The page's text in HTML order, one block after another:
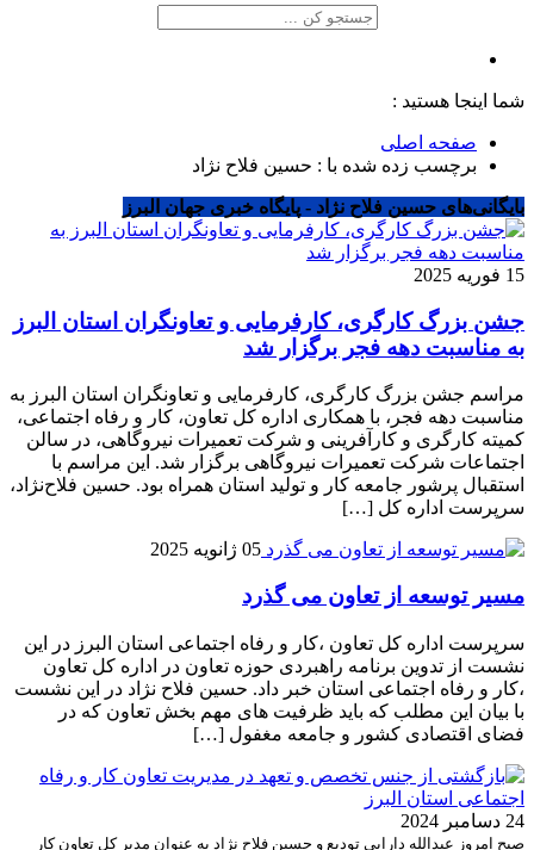
شما اینجا هستید :
صفحه اصلی
برچسب زده شده با : حسین فلاح نژاد
بایگانی‌های حسین فلاح نژاد - پایگاه خبری جهان البرز
15 فوریه 2025
جشن بزرگ کارگری، کارفرمایی و تعاونگران استان البرز
به مناسبت دهه فجر برگزار شد
مراسم جشن بزرگ کارگری، کارفرمایی و تعاونگران استان البرز به
مناسبت دهه فجر، با همکاری اداره کل تعاون، کار و رفاه اجتماعی،
کمیته کارگری و کارآفرینی و شرکت تعمیرات نیروگاهی، در سالن
اجتماعات شرکت تعمیرات نیروگاهی برگزار شد. این مراسم با
استقبال پرشور جامعه کار و تولید استان همراه بود. حسین فلاح‌نژاد،
سرپرست اداره کل […]
05 ژانویه 2025
مسیر توسعه از تعاون می گذرد
سرپرست اداره کل تعاون ،کار و رفاه اجتماعی استان البرز در این
نشست از تدوین برنامه راهبردی حوزه تعاون در اداره کل تعاون
،کار و رفاه اجتماعی استان خبر داد. حسین فلاح نژاد در این نشست
با بیان این مطلب که باید ظرفیت های مهم بخش تعاون که در
فضای اقتصادی کشور و جامعه مغفول […]
24 دسامبر 2024
صبح امروز عبدالله دارایی تودیع و حسین فلاح نژاد به عنوان مدیر کل تعاون کار